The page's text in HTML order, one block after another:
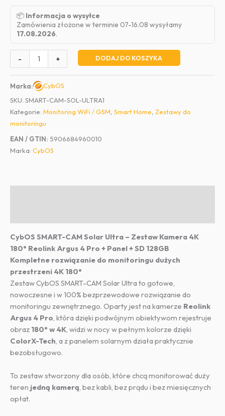
📦 Informacja o wysyłce
Zamówienia złożone w terminie 07-16.08 wysyłamy
17.08.2026.
-
Zestaw
CybOS
SMART-
CAM
Solar
Ultra
–
Kamera
Panel
Solarny
+ DODAJ DO KOSZYKA
Marka:
CybOS
SKU: SMART-CAM-SOL-ULTRA1
Kategorie: Monitoring WiFi / GSM Smart Home Zestawy do
monitoringu
EAN / GTIN: 5906684960010
Marka: CybOS
CybOS SMART-CAM Solar Ultra – Zestaw Kamera 4K
180° Reolink Argus 4 Pro + Panel + SD 128GB
Kompletne rozwiązanie do monitoringu dużych
przestrzeni 4K 180°
Zestaw CybOS SMART-CAM Solar Ultra to gotowe,
nowoczesne i w 100% bezprzewodowe rozwiązanie do
monitoringu zewnętrznego. Oparty jest na kamerze Reolink
Argus 4 Pro, która dzięki podwójnym obiektywom rejestruje
obraz 180° w 4K, widzi w nocy w pełnym kolorze dzięki
ColorX-Tech, a z panelem solarnym działa praktycznie
bezobsługowo.
To zestaw stworzony dla osób, które chcą monitorować duży
teren jedną kamerą, bez kabli, bez prądu i bez miesięcznych
opłat.